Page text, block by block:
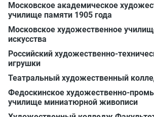
Московское академическое
училище памяти 1905 года
Московское художественное
искусства
Российский художественно-
игрушки
Театральный художественный
Федоскинское художественно-
училище миниатюрной живописи